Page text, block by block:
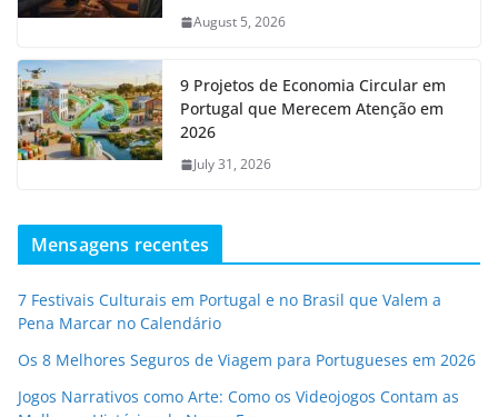
August 5, 2026
9 Projetos de Economia Circular em
Portugal que Merecem Atenção em
2026
July 31, 2026
Mensagens recentes
7 Festivais Culturais em Portugal e no Brasil que Valem a
Pena Marcar no Calendário
Os 8 Melhores Seguros de Viagem para Portugueses em 2026
Jogos Narrativos como Arte: Como os Videojogos Contam as